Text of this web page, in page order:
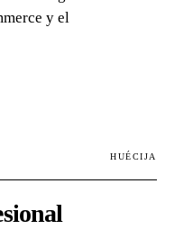
y el
HUÉCIJA